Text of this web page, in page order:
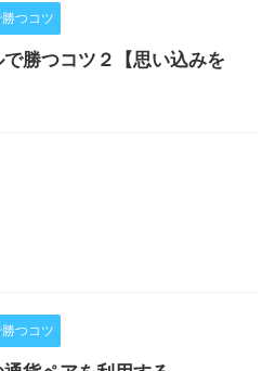
つコツ
勝つコツ２【思い込みを
つコツ